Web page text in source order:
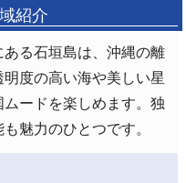
紹介
る石垣島は、沖縄の離
度の高い海や美しい星
ードを楽しめます。独
魅力のひとつです。